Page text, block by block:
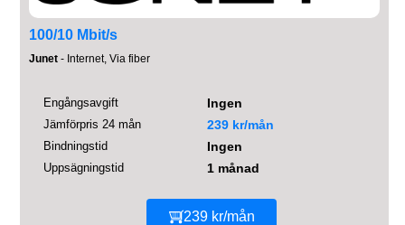
100/10 Mbit/s
Junet - Internet, Via fiber
Engångsavgift Ingen
Jämförpris 24 mån 239 kr/mån
Bindningstid Ingen
Uppsägningstid 1 månad
239 kr/mån